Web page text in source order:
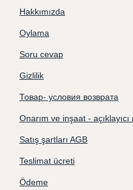
Hakkımızda
Oylama
Soru cevap
Gizlilik
Товар- условия возврата
Onarım ve inşaat - açıklayıcı
Satış şartları AGB
Teslimat ücreti
Ödeme